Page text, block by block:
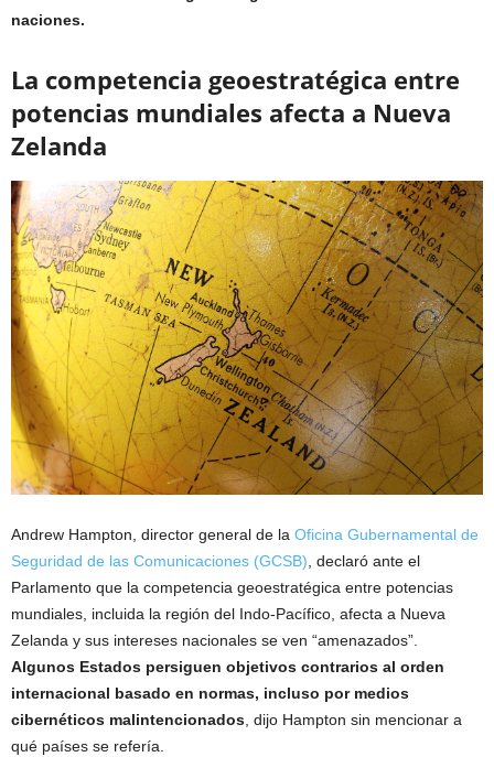
naciones.
La competencia geoestratégica entre
potencias mundiales afecta a Nueva
Zelanda
Andrew Hampton, director general de la Oficina Gubernamental de
Seguridad de las Comunicaciones (GCSB), declaró ante el
Parlamento que la competencia geoestratégica entre potencias
mundiales, incluida la región del Indo-Pacífico, afecta a Nueva
Zelanda y sus intereses nacionales se ven “amenazados”.
Algunos Estados persiguen objetivos contrarios al orden
internacional basado en normas, incluso por medios
cibernéticos malintencionados, dijo Hampton sin mencionar a
qué países se refería.